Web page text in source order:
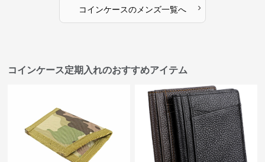
コインケースのメンズ一覧へ ›
コインケース定期入れのおすすめアイテム